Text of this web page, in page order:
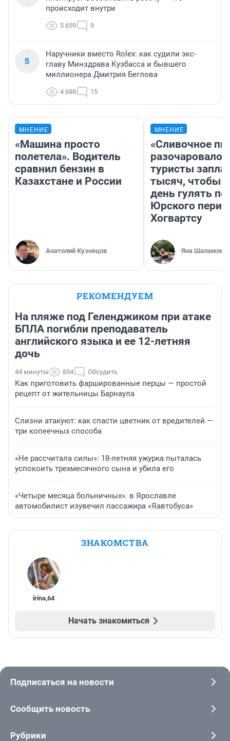
происходит внутри
5 659 9
5
Наручники вместо Rolex: как судили экс-
главу Минздрава Кузбасса и бывшего
миллионера Дмитрия Беглова
4 688 15
МНЕНИЕ
«Машина просто
полетела». Водитель
сравнил бензин в
Казахстане и России
Анатолий Кузнецов
МНЕНИЕ
«Сливочное
разочаровало»:
туристы
тысяч, чтобы
день гулять по
Юрского
Хогвартсу
Яна Шаламова
РЕКОМЕНДУЕМ
На пляже под Геленджиком при атаке
БПЛА погибли преподаватель
английского языка и ее 12-летняя
дочь
44 минуты 854 Обсудить
Как приготовить фаршированные перцы — простой
рецепт от жительницы Барнаула
Слизни атакуют: как спасти цветник от вредителей —
три копеечных способа
«Не рассчитала силы»: 18-летняя ужурка пыталась
успокоить трехмесячного сына и убила его
«Четыре месяца больничных»: в Ярославле
автомобилист изувечил пассажира «Яавтобуса»
ЗНАКОМСТВА
irina,64
Начать знакомиться
Подписаться на новости
Сообщить новость
Рубрики